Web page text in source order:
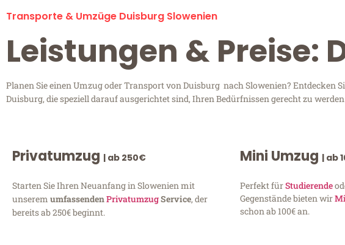
Transporte & Umzüge Duisburg Slowenien
Leistungen & Preise:
Planen Sie einen Umzug oder Transport von Duisburg nach Slowenien?
Duisburg, die speziell darauf ausgerichtet sind, Ihren Bedürfnissen gerecht zu
Privatumzug | ab 250€
Starten Sie Ihren Neuanfang in Slowenien mit
unserem umfassendenPrivatumzugService, der
bereits ab 250€ beginnt.
Mini Umzug | ab
Perfekt fürStudierende
Gegenstände bieten wir
schon ab 100€ an.